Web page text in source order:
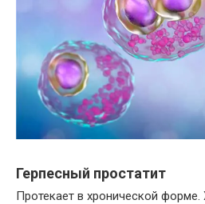
Герпесный простатит
Протекает в хронической форме.